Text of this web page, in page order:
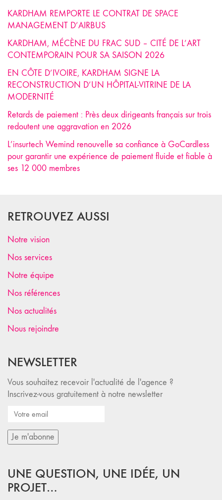
KARDHAM REMPORTE LE CONTRAT DE SPACE
MANAGEMENT D’AIRBUS
KARDHAM, MÉCÈNE DU FRAC SUD – CITÉ DE L’ART
CONTEMPORAIN POUR SA SAISON 2026
EN CÔTE D’IVOIRE, KARDHAM SIGNE LA
RECONSTRUCTION D’UN HÔPITAL-VITRINE DE LA
MODERNITÉ
Retards de paiement : Près deux dirigeants français sur trois
redoutent une aggravation en 2026
L’insurtech Wemind renouvelle sa confiance à GoCardless
pour garantir une expérience de paiement fluide et fiable à
ses 12 000 membres
RETROUVEZ AUSSI
Notre vision
Nos services
Notre équipe
Nos références
Nos actualités
Nous rejoindre
NEWSLETTER
Vous souhaitez recevoir l'actualité de l'agence ?
Inscrivez-vous gratuitement à notre newsletter
UNE QUESTION, UNE IDÉE, UN
PROJET…